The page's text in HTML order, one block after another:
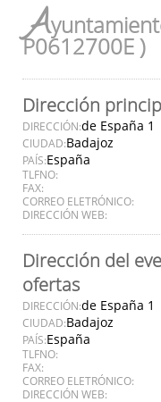
A
P0612700E )
Dirección
DIRECCIÓN:de España 1
CIUDAD:Badajoz
PAÍS:España
TLFNO:
FAX:
CORREO ELETRÓNICO:
DIRECCIÓN WEB:
Dirección del
ofertas
DIRECCIÓN:de España 1
CIUDAD:Badajoz
PAÍS:España
TLFNO:
FAX:
CORREO ELETRÓNICO:
DIRECCIÓN WEB: